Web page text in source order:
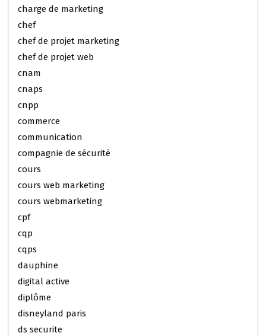
charge de marketing
chef
chef de projet marketing
chef de projet web
cnam
cnaps
cnpp
commerce
communication
compagnie de sécurité
cours
cours web marketing
cours webmarketing
cpf
cqp
cqps
dauphine
digital active
diplôme
disneyland paris
ds securite